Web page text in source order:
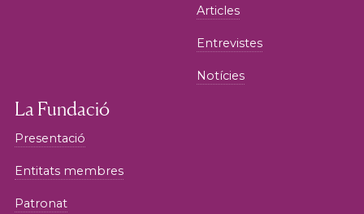
Articles
Entrevistes
Notícies
La Fundació
Presentació
Entitats membres
Patronat